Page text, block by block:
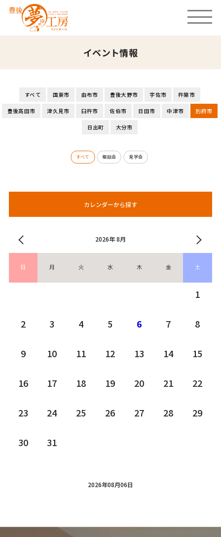
イベント情報
すべて 国東市 由布市 豊後大野市 宇佐市 杵築市
豊後高田市 津久見市 臼杵市 佐伯市 日田市 中津市 別府市
日出町 大分市
すべて 相談会 見学会
カレンダーから探す
2026年 8月
日 月 火 水 木 金 土
1
2 3 4 5 6 7 8
9 10 11 12 13 14 15
16 17 18 19 20 21 22
23 24 25 26 27 28 29
30 31
2026年08月06日